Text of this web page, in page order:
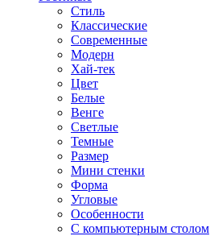
Стиль
Классические
Современные
Модерн
Хай-тек
Цвет
Белые
Венге
Светлые
Темные
Размер
Мини стенки
Форма
Угловые
Особенности
С компьютерным столом